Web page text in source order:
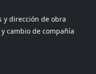
y dirección de obra
cambio de compañía